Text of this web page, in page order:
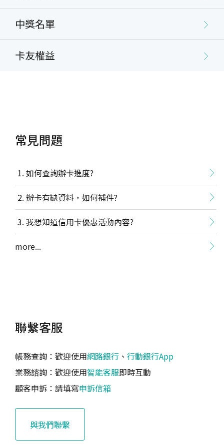
中獎名單
卡友權益
常見問題
如何查詢辦卡進度?
辦卡有缺資料，如何補件?
我想知道信用卡優惠活動內容?
more...
聯繫客服
帳務查詢：歡迎使用網路銀行 、 行動銀行App
業務諮詢：歡迎使用智能客服即時互動
顧客申訴：請填寫申訴信箱
與我們聯繫